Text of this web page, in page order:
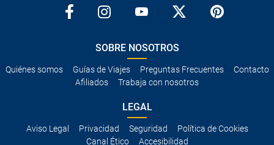
SOBRE NOSOTROS
Quiénes somos Guías de Viajes Preguntas Frecuentes
Contacto
Afiliados
Trabaja con nosotros
LEGAL
Aviso Legal Privacidad Seguridad
Política de Cookies
Canal Ético
Accesibilidad